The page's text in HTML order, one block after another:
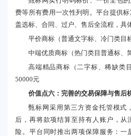
费等所有费用一次性列明。平台提供
盖选标、合同、过户、售后全流程，具
平价商标（普通文字标、冷门类目
中端优质商标（热门类目普通标、
高端精品商标（二字标、稀缺类
50000元
价值点六：完善的交易保障与售后
甄标网采用第三方资金托管模式
后，再将款项结算至持有人账户，从
险。平台同时推出两项保障服务：一